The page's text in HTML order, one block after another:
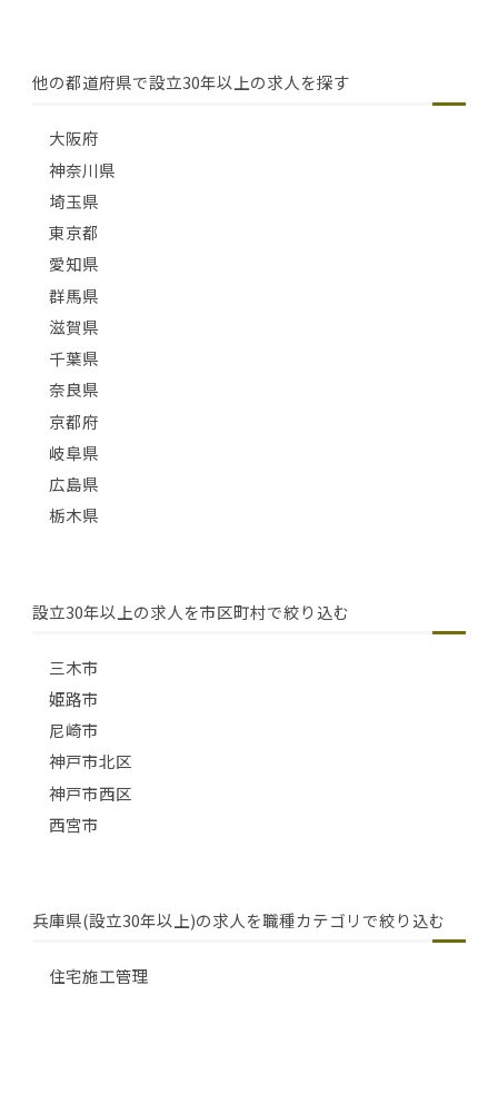
他の都道府県で設立30年以上の求人を探す
大阪府
神奈川県
埼玉県
東京都
愛知県
群馬県
滋賀県
千葉県
奈良県
京都府
岐阜県
広島県
栃木県
設立30年以上の求人を市区町村で絞り込む
三木市
姫路市
尼崎市
神戸市北区
神戸市西区
西宮市
兵庫県(設立30年以上)の求人を職種カテゴリで絞り込む
住宅施工管理